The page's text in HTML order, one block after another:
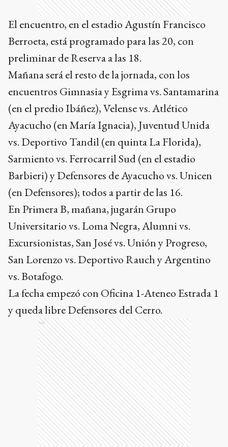
El encuentro, en el estadio Agustín Francisco
Berroeta, está programado para las 20, con
preliminar de Reserva a las 18.
Mañana será el resto de la jornada, con los
encuentros Gimnasia y Esgrima vs. Santamarina
(en el predio Ibáñez), Velense vs. Atlético
Ayacucho (en María Ignacia), Juventud Unida
vs. Deportivo Tandil (en quinta La Florida),
Sarmiento vs. Ferrocarril Sud (en el estadio
Barbieri) y Defensores de Ayacucho vs. Unicen
(en Defensores); todos a partir de las 16.
En Primera B, mañana, jugarán Grupo
Universitario vs. Loma Negra, Alumni vs.
Excursionistas, San José vs. Unión y Progreso,
San Lorenzo vs. Deportivo Rauch y Argentino
vs. Botafogo.
La fecha empezó con Oficina 1-Ateneo Estrada 1
y queda libre Defensores del Cerro.
Ads